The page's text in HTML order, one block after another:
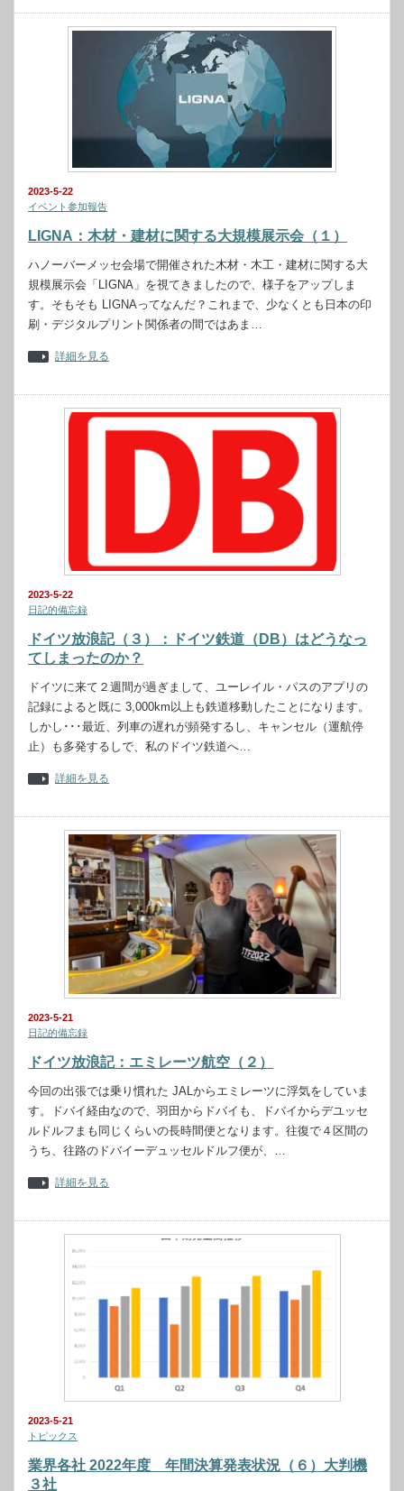
2023-5-22
イベント参加報告
LIGNA：木材・建材に関する大規模展示会（１）
ハノーバーメッセ会場で開催された木材・木工・建材に関する大
規模展示会「LIGNA」を視てきましたので、様子をアップしま
す。そもそも LIGNAってなんだ？これまで、少なくとも日本の印
刷・デジタルプリント関係者の間ではあま…
詳細を見る
2023-5-22
日記的備忘録
ドイツ放浪記（３）：ドイツ鉄道（DB）はどうなっ
てしまったのか？
ドイツに来て２週間が過ぎまして、ユーレイル・パスのアプリの
記録によると既に 3,000km以上も鉄道移動したことになります。
しかし･･･最近、列車の遅れが頻発するし、キャンセル（運航停
止）も多発するしで、私のドイツ鉄道へ…
詳細を見る
2023-5-21
日記的備忘録
ドイツ放浪記：エミレーツ航空（２）
今回の出張では乗り慣れた JALからエミレーツに浮気をしていま
す。ドバイ経由なので、羽田からドバイも、ドバイからデユッセ
ルドルフまも同じくらいの長時間便となります。往復で４区間の
うち、往路のドバイーデュッセルドルフ便が、…
詳細を見る
2023-5-21
トピックス
業界各社 2022年度 年間決算発表状況（６）大判機
３社